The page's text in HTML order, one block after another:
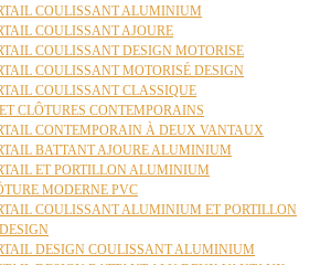
COULISSANT ALUMINIUM
COULISSANT AJOURE
COULISSANT DESIGN MOTORISE
COULISSANT MOTORISÉ DESIGN
COULISSANT CLASSIQUE
CLÔTURES CONTEMPORAINS
CONTEMPORAIN À DEUX VANTAUX
BATTANT AJOURE ALUMINIUM
ET PORTILLON ALUMINIUM
MODERNE PVC
COULISSANT ALUMINIUM ET PORTILLON
DESIGN COULISSANT ALUMINIUM